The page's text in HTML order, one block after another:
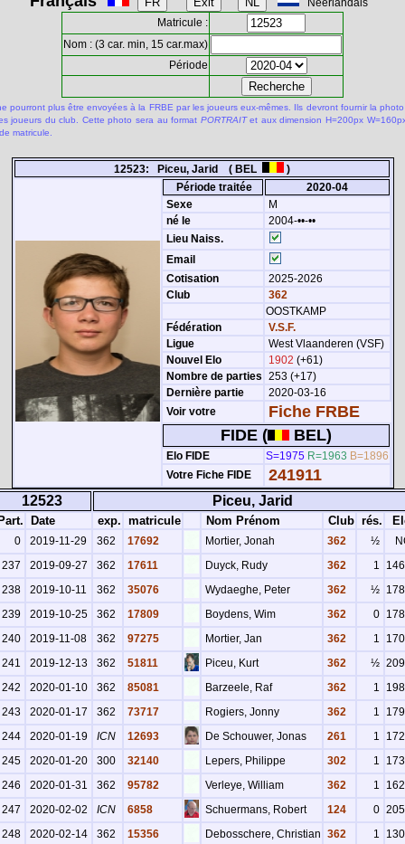
Néerlandais
Matricule :
Nom : (3 car. min, 15 car.max)
Période
pourront plus être envoyées à la FRBE par les joueurs eux-mêmes. Ils devront fournir la
joueurs du club. Cette photo sera au format PORTRAITet aux dimension H=200px
matricule.
12523: Piceu, Jarid ( BEL
)
Période traitée
2020-04
Sexe
M
né le
2004-••-••
Lieu Naiss.
Email
Cotisation
2025-2026
Club
362
OOSTKAMP
Fédération
V.S.F.
Ligue
West Vlaanderen (VSF)
Nouvel Elo
1902 (+61)
Nombre de parties 253 (+17)
Dernière partie
2020-03-16
Voir votre
Fiche FRBE
FIDE (
BEL)
Elo FIDE S=1975 R=1963 B=1896
Votre Fiche FIDE
241911
12523 Piceu, Jarid
Date exp. matricule Nom Prénom Club rés.
0 2019-11-29 362 17692 Mortier, Jonah 362 ½
237
2019-09-27 362 17611 Duyck, Rudy 362 1
238
2019-10-11 362 35076 Wydaeghe, Peter 362 ½
239
2019-10-25 362 17809 Boydens, Wim 362 0
240
2019-11-08 362 97275 Mortier, Jan 362 1
241
2019-12-13 362 51811 Piceu, Kurt 362 ½
242
2020-01-10 362 85081 Barzeele, Raf 362 1
243
2020-01-17 362 73717 Rogiers, Jonny 362 1
244
2020-01-19 ICN 12693 De Schouwer, Jonas 261 1
245
2020-01-20 300 32140 Lepers, Philippe 302 1
246
2020-01-31 362 95782 Verleye, William 362 1
247
2020-02-02 ICN 6858 Schuermans, Robert 124 0
248
2020-02-14 362 15356 Debosschere, Christian 362 1